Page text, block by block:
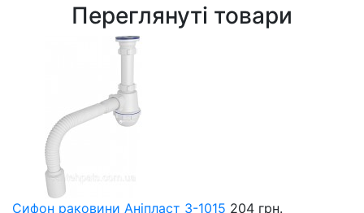
Переглянуті товари
Сифон раковини Аніпласт З-1015 204 грн.